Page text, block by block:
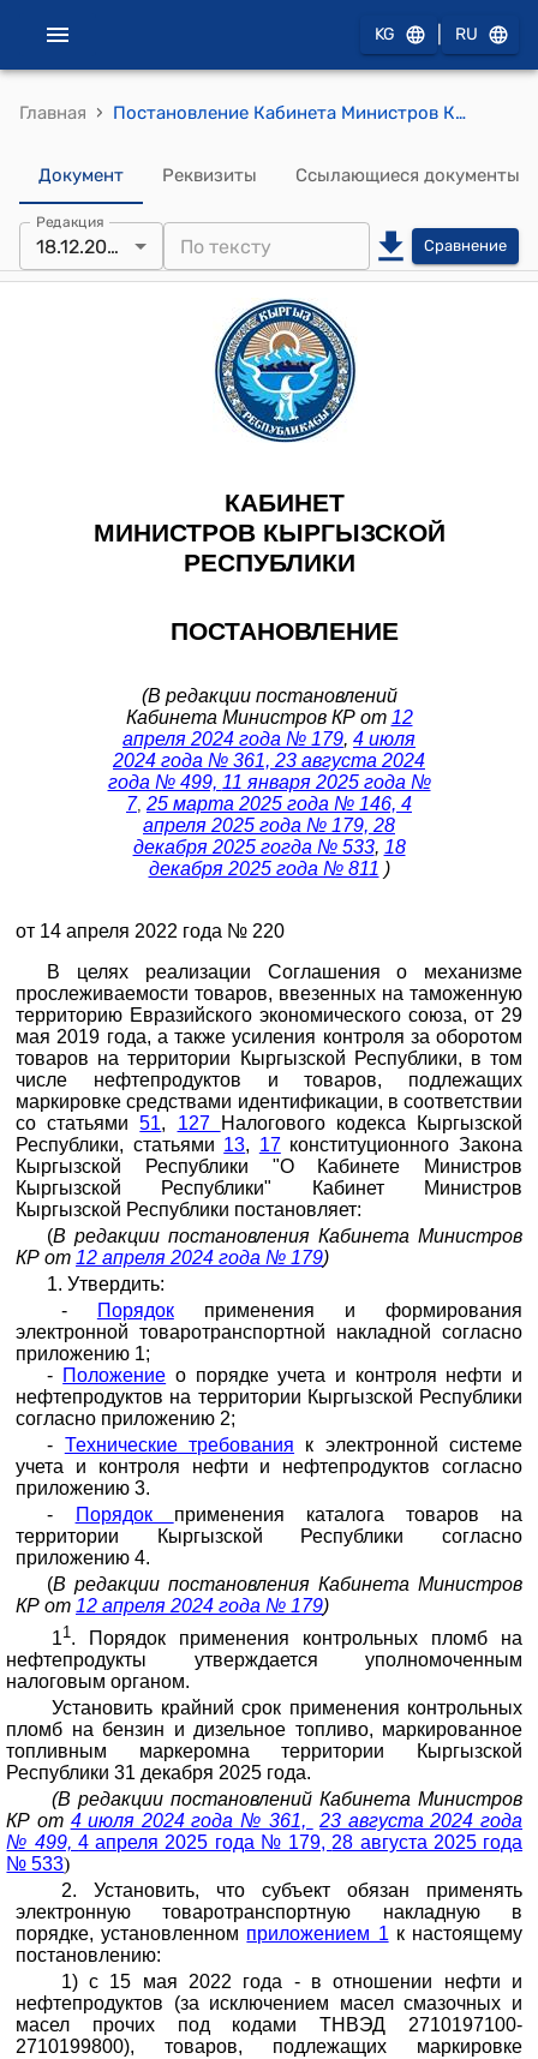
KG RU
Главная › Постановление Кабинета Министров КР от 14 апреля 2022 года N 220 "Об учете и контроле товаров на территории Кыргызской Республики"
Документ Реквизиты Ссылающиеся документы
Редакция
18.12.2025 Сравнение